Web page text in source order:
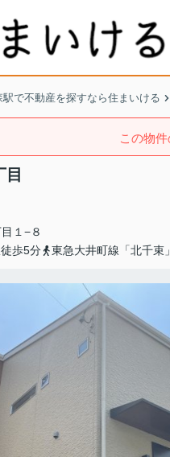
駅で不動産を探すなら住まいける
この物件
目１−８
歩5分
東急大井町線「北千束